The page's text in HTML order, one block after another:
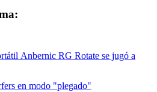
Anbernic RG Rotate se jugó a
en modo "plegado"